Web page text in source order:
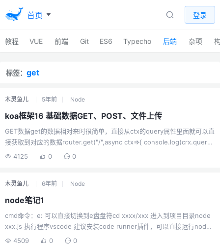
首页 登录
教程 VUE 前端 Git ES6 Typecho 后端 杂项
标签： get
木灵鱼儿 5年前 Node
koa框架16 基础数据GET、POST、文件上传
GET数据get的数据相对来时很简单，直接从ctx的query属性里面就可以直
接获取到对应的数据router.get("/",async ctx=>{ console.log(crx.query);
});POST数据post 相对来说难一点，我们需要使用一个中间件帮助我们获
的转换插件：koa-convertnpm i koa-convert我们需要在激活body时 ，
用conver...
4125 0 0
木灵鱼儿 6年前 Node
node笔记1
cmd命令：e: 可以直接切换到e盘盘符cd xxxx/xxx 进入到项目目录node
xxx.js 执行程序vscode 建议安装code runner插件，可以直接运行node
的jshttp模块使用创建一个server.js文件。const http = require("http");
4509 0 0